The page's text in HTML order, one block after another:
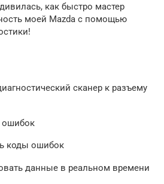
как быстро мастер
моей Mazda с помощью
сканер к разъему
ошибок
коды ошибок
данные в реальном времени